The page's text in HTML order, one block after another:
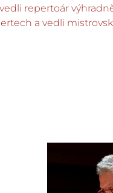
repertoár
a vedli